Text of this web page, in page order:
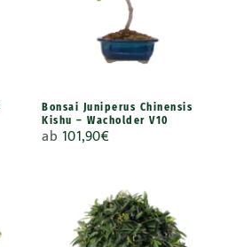
Bonsai Juniperus Chinensis
Kishu – Wacholder V10
ab 101,90€